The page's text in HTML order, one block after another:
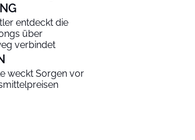
entdeckt die
über
verbindet
weckt Sorgen vor